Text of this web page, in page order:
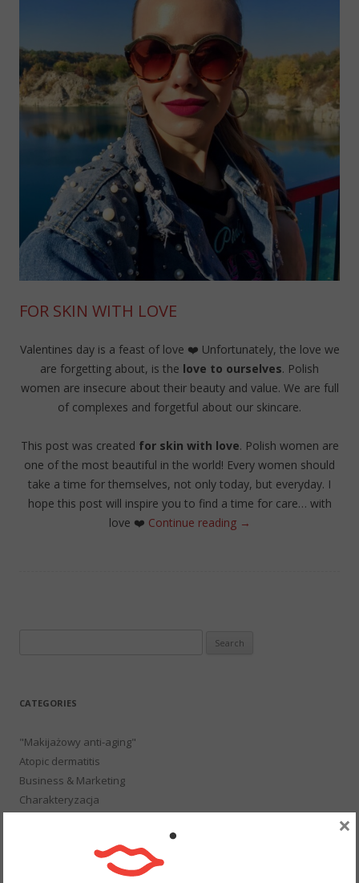
FOR SKIN WITH LOVE
Valentines day is a feast of love ❤️ Unfortunately, the love we
are forgetting about, is the love to ourselves. Polish
women are insecure about their beauty and value. We are full
of complexes and forgetful about our skincare.
This post was created for skin with love. Polish women are
one of the most beautiful in the world! Every women should
take a time for themselves, not only today, but everyday. I
hope this post will inspire you to find a time for care… with
love ❤️ Continue reading →
CATEGORIES
"Makijażowy anti-aging"
Atopic dermatitis
Business & Marketing
Charakteryzacja
History of fashion and make-up
Beauty and Fashion
×